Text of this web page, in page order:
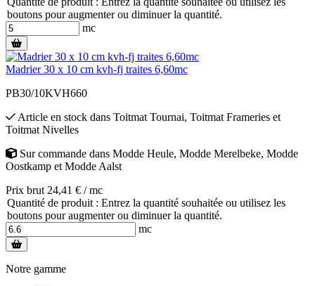
boutons pour augmenter ou diminuer la quantité.
mc
Madrier 30 x 10 cm kvh-fj traites 6,60mc
PB30/10KVH660
Article en stock dans Toitmat Tournai, Toitmat Frameries et
Toitmat Nivelles
Sur commande dans Modde Heule, Modde Merelbeke, Modde
Oostkamp et Modde Aalst
Prix brut 24,41 € / mc
Quantité de produit : Entrez la quantité souhaitée ou utilisez les
boutons pour augmenter ou diminuer la quantité.
mc
Notre gamme